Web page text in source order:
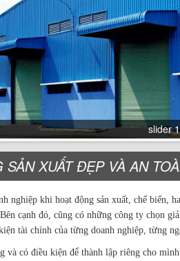
slider
slider
XUẤT ĐẸP VÀ AN
nghiệp khi hoạt động sản xuất, chế biến,
cạnh đó, cũng có những công ty chọn
tài chính của từng doanh nghiệp, từng
và có điều kiện để thành lập riêng cho